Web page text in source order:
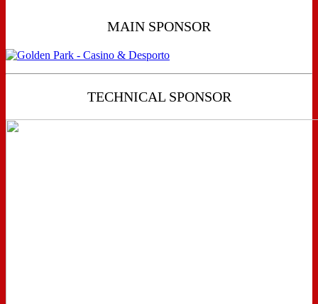
MAIN SPONSOR
TECHNICAL SPONSOR